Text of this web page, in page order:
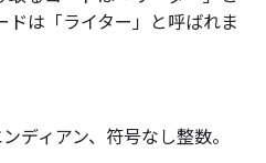
ドは「ライター」と呼ばれま
ディアン、符号なし整数。